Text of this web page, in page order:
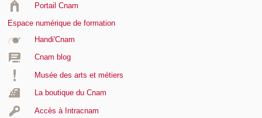
Portail Cnam
Espace numérique de formation
Handi'Cnam
Cnam blog
Musée des arts et métiers
La boutique du Cnam
Accès à Intracnam